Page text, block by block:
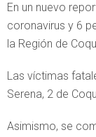
En un nuevo
coronavirus y 6
la Región de
Las víctimas
Serena, 2 de
Asimismo, se